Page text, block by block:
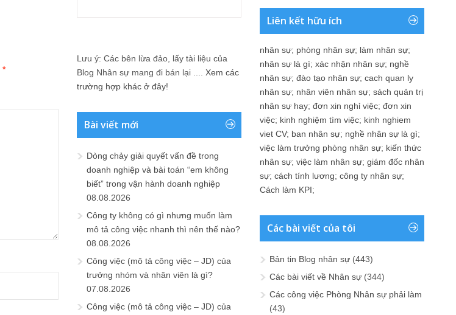
*
Lưu ý: Các bên lừa đảo, lấy tài liệu của
Blog Nhân sự mang đi bán lại .... Xem các
trường hợp khác ở đây!
Bài viết mới
Dòng chảy giải quyết vấn đề trong
doanh nghiệp và bài toán “em không
biết” trong vận hành doanh nghiệp
08.08.2026
Công ty không có gì nhưng muốn làm
mô tả công việc nhanh thì nên thế nào?
08.08.2026
Công việc (mô tả công việc – JD) của
trưởng nhóm và nhân viên là gì?
07.08.2026
Công việc (mô tả công việc – JD) của
Liên kết hữu ích
nhân sự; phòng nhân sự; làm nhân sự;
nhân sự là gì; xác nhận nhân sự; nghề
nhân sự; đào tạo nhân sự; cach quan ly
nhân sự; nhân viên nhân sự; sách quản trị
nhân sự hay; đơn xin nghỉ việc; đơn xin
việc; kinh nghiệm tìm việc; kinh nghiem
viet CV; ban nhân sự; nghề nhân sự là gì;
việc làm trưởng phòng nhân sự; kiến thức
nhân sự; việc làm nhân sự; giám đốc nhân
sự; cách tính lương; công ty nhân sự;
Cách làm KPI;
Các bài viết của tôi
Bản tin Blog nhân sự (443)
Các bài viết về Nhân sự (344)
Các công việc Phòng Nhân sự phải làm
(43)